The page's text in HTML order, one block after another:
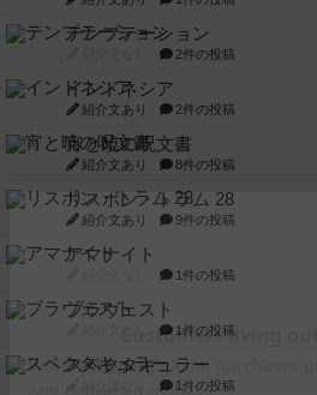
テンプテーション
2件の投稿
インドネシア
紹介文あり 2件の投稿
宵と暁の呪文書
紹介文あり 8件の投稿
リスボン・トラム 28
紹介文あり 9件の投稿
アマナイト
1件の投稿
ブラヴェスト
1件の投稿
スペクタキュラー
1件の投稿